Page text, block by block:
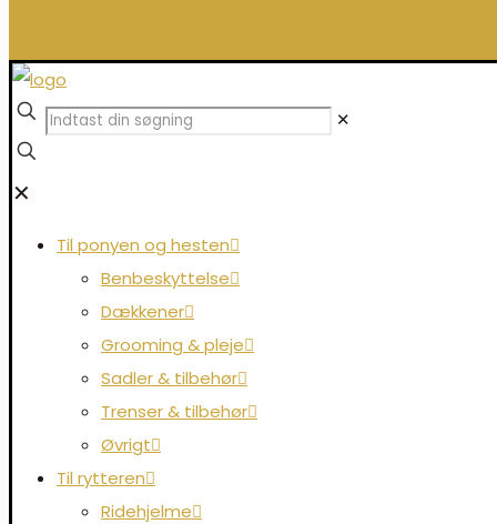
✕
✕
Til ponyen og hesten
Benbeskyttelse
Dækkener
Grooming & pleje
Sadler & tilbehør
Trenser & tilbehør
Øvrigt
Til rytteren
Ridehjelme